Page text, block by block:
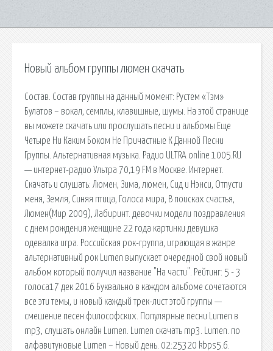
Новый альбом группы люмен скачать
Состав. Состав группы на данный момент: Рустем «Тэм»
Булатов – вокал, семплы, клавишные, шумы. На этой странице
вы можете скачать или прослушать песни и альбомы Еще
Четыре Ни Каким Боком Не Причастные К Данной Песни
Группы. Альтернативная музыка. Радио ULTRA online 1005.RU
— интернет-радио Ультра 70,19 FM в Москве. Интернет.
Скачать и слушать: Люмен, Зима, люмен, Сид и Нэнси, Отпусти
меня, Земля, Синяя птица, Голоса мира, В поисках счастья,
Люмен(Мир 2009), Лабиринт. девочки модели поздравления
с днем рождения женщине 22 года картинки девушка
одевалка игра. Российская рок-группа, играющая в жанре
альтернативный рок Lumen выпускает очередной свой новый
альбом который получил название "На части". Рейтинг: 5 - 3
голоса17 дек 2016 Буквально в каждом альбоме сочетаются
все эти темы, и новый каждый трек-лист этой группы —
смешение песен философских. Популярные песни Lumen в
mp3, слушать онлайн Lumen. Lumen скачать mp3. Lumen. по
алфавитуновые Lumen – Новый день. 02:25320 kbps5.6.